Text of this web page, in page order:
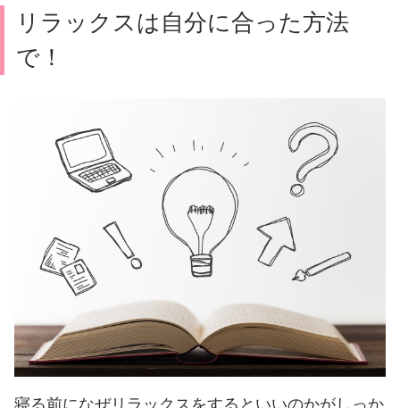
リラックスは自分に合った方法
で！
寝る前になぜリラックスをするといいのかがしっか